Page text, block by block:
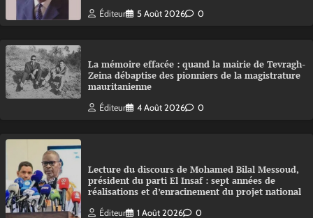
Éditeur 5 Août 2026 0
La mémoire effacée : quand la mairie de Tevragh-
Zeina débaptise des pionniers de la magistrature
mauritanienne
Éditeur 4 Août 2026 0
Lecture du discours de Mohamed Bilal Messoud,
président du parti El Insaf : sept années de
réalisations et d’enracinement du projet national
Éditeur 1 Août 2026 0